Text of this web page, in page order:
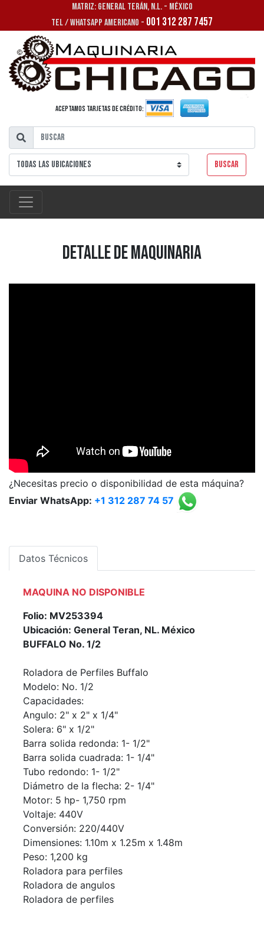
MATRIZ: GENERAL TERÁN, N.L. - MÉXICO
TEL / WHATSAPP AMERICANO - 001 312 287 7457
Aceptamos tarjetas de crédito:
Buscar
Detalle de Maquinaria
¿Necesitas precio o disponibilidad de esta máquina?
Enviar WhatsApp: +1 312 287 74 57
Datos Técnicos
MAQUINA NO DISPONIBLE
Folio: MV253394
Ubicación: General Teran, NL. México
BUFFALO No. 1/2
Roladora de Perfiles Buffalo
Modelo: No. 1/2
Capacidades:
Angulo: 2" x 2" x 1/4"
Solera: 6" x 1/2"
Barra solida redonda: 1- 1/2"
Barra solida cuadrada: 1- 1/4"
Tubo redondo: 1- 1/2"
Diámetro de la flecha: 2- 1/4"
Motor: 5 hp- 1,750 rpm
Voltaje: 440V
Conversión: 220/440V
Dimensiones: 1.10m x 1.25m x 1.48m
Peso: 1,200 kg
Roladora para perfiles
Roladora de angulos
Roladora de perfiles